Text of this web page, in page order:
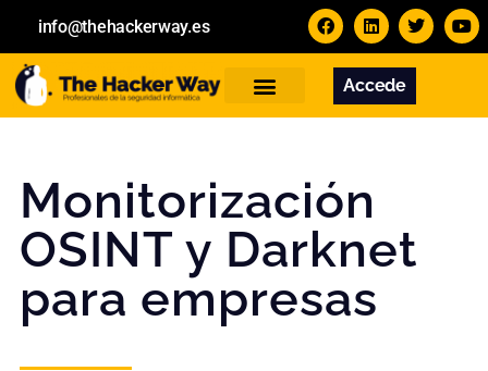
info@thehackerway.es
Accede
Monitorización
OSINT y Darknet
para empresas